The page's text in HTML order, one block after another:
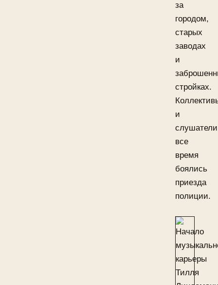
за
городом,
старых
заводах
и
стройках.
и
слушатели
все
время
боялись
приезда
полиции.